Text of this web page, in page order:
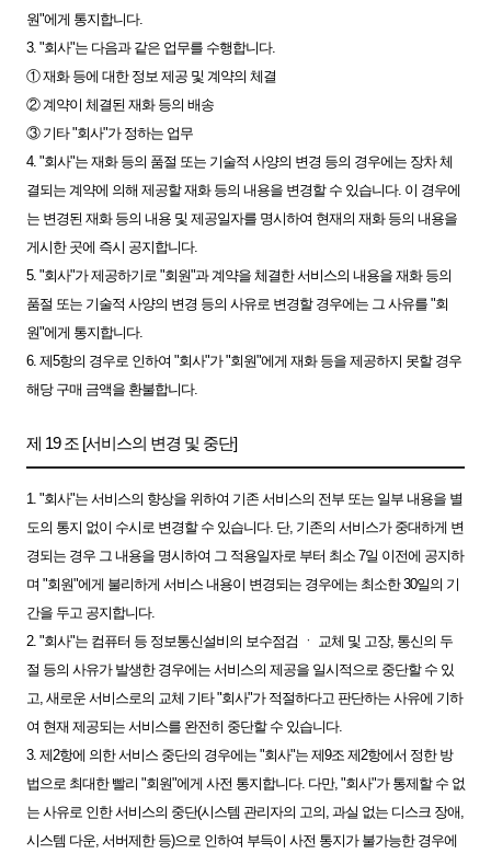
원"에게 통지합니다.
3. "회사"는 다음과 같은 업무를 수행합니다.
① 재화 등에 대한 정보 제공 및 계약의 체결
② 계약이 체결된 재화 등의 배송
③ 기타 "회사"가 정하는 업무
4. "회사"는 재화 등의 품절 또는 기술적 사양의 변경 등의 경우에는 장차 체
결되는 계약에 의해 제공할 재화 등의 내용을 변경할 수 있습니다. 이 경우에
는 변경된 재화 등의 내용 및 제공일자를 명시하여 현재의 재화 등의 내용을
게시한 곳에 즉시 공지합니다.
5. "회사"가 제공하기로 "회원"과 계약을 체결한 서비스의 내용을 재화 등의
품절 또는 기술적 사양의 변경 등의 사유로 변경할 경우에는 그 사유를 "회
원"에게 통지합니다.
6. 제5항의 경우로 인하여 "회사"가 "회원"에게 재화 등을 제공하지 못할 경우
해당 구매 금액을 환불합니다.
제 19 조 [서비스의 변경 및 중단]
1. "회사"는 서비스의 향상을 위하여 기존 서비스의 전부 또는 일부 내용을 별
도의 통지 없이 수시로 변경할 수 있습니다. 단, 기존의 서비스가 중대하게 변
경되는 경우 그 내용을 명시하여 그 적용일자로 부터 최소 7일 이전에 공지하
며 "회원"에게 불리하게 서비스 내용이 변경되는 경우에는 최소한 30일의 기
간을 두고 공지합니다.
2. "회사"는 컴퓨터 등 정보통신설비의 보수점검 ㆍ 교체 및 고장, 통신의 두
절 등의 사유가 발생한 경우에는 서비스의 제공을 일시적으로 중단할 수 있
고, 새로운 서비스로의 교체 기타 "회사"가 적절하다고 판단하는 사유에 기하
여 현재 제공되는 서비스를 완전히 중단할 수 있습니다.
3. 제2항에 의한 서비스 중단의 경우에는 "회사"는 제9조 제2항에서 정한 방
법으로 최대한 빨리 "회원"에게 사전 통지합니다. 다만, "회사"가 통제할 수 없
는 사유로 인한 서비스의 중단(시스템 관리자의 고의, 과실 없는 디스크 장애,
시스템 다운, 서버제한 등)으로 인하여 부득이 사전 통지가 불가능한 경우에